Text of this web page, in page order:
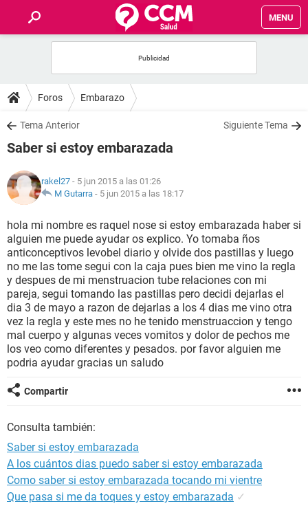
MENU
FOROS
SALUD
NUTRICIÓN
BIENESTAR
SEXUALIDAD
GLOSARIO
Foros Embarazo
Tema Anterior Siguiente Tema
Saber si estoy embarazada
rakel27 - 5 jun 2015 a las 01:26
M Gutarra - 5 jun 2015 a las 18:17
hola mi nombre es raquel nose si estoy embarazada haber si
alguien me puede ayudar os explico. Yo tomaba ños
anticonceptivos levobel diario y olvide dos pastillas y luego
no me las tome segui con la caja pues bien me vino la regla
y despues de mi menstruacion tube relaciones con mi
pareja, segui tomando las pastillas pero decidi dejarlas el
dia 3 de mayo a razon de dejarlas a los 4 dias me vino otra
vez la regla y este mes no he tenido menstruaccion y tengo
mal cuerpo y algunas veces vomitos y dolor de pechos me
los veo como diferentes y pesados. por favor alguien me
podria ayudar gracias un saludo
Compartir
Consulta también:
Saber si estoy embarazada
A los cuántos dias puedo saber si estoy embarazada
Como saber si estoy embarazada tocando mi vientre
Que pasa si me da toques y estoy embarazada ✓